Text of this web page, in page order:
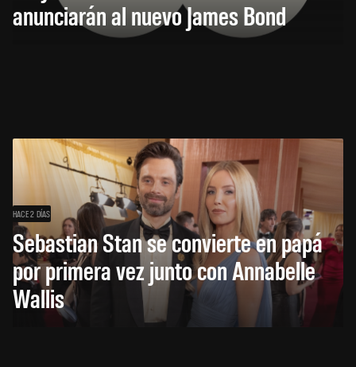
anunciarán al nuevo James Bond
HACE 2 DÍAS
Sebastian Stan se convierte en papá
por primera vez junto con Annabelle
Wallis